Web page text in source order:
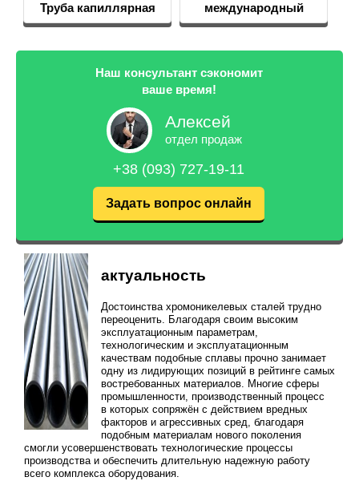
Труба капиллярная
международный
промышленный
Наш консультант сэкономит
ваше время!
Алексей
отдел продаж
+38 (093) 727-19-11
Задать вопрос онлайн
актуальность
Достоинства хромоникелевых сталей трудно
переоценить. Благодаря своим высоким
эксплуатационным параметрам,
технологическим и эксплуатационным
качествам подобные сплавы прочно занимает
одну из лидирующих позиций в рейтинге самых
востребованных материалов. Многие сферы
промышленности, производственный процесс
в которых сопряжён с действием вредных
факторов и агрессивных сред, благодаря
подобным материалам нового поколения
смогли усовершенствовать технологические процессы
производства и обеспечить длительную надежную работу
всего комплекса оборудования.